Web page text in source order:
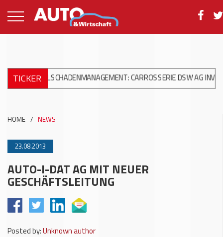
TICKER CARROSSERIE DSW AG INVESTIERT
HOME / NEWS
23.08.2013
AUTO-I-DAT AG MIT NEUER
GESCHÄFTSLEITUNG
Posted by:Unknown author